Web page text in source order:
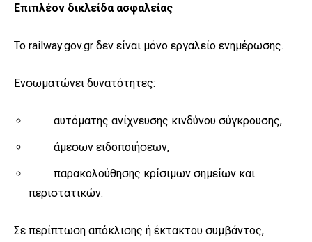
Επιπλέον δικλείδα ασφαλείας
Το railway.gov.gr δεν είναι μόνο εργαλείο ενημέρωσης.
Ενσωματώνει δυνατότητες:
αυτόματης ανίχνευσης κινδύνου σύγκρουσης,
άμεσων ειδοποιήσεων,
παρακολούθησης κρίσιμων σημείων και
περιστατικών.
Σε περίπτωση απόκλισης ή έκτακτου συμβάντος,